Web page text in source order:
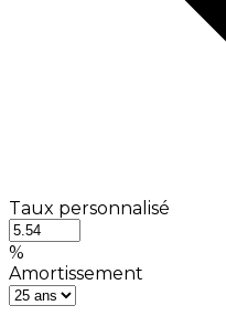
Taux personnalisé
%
Amortissement